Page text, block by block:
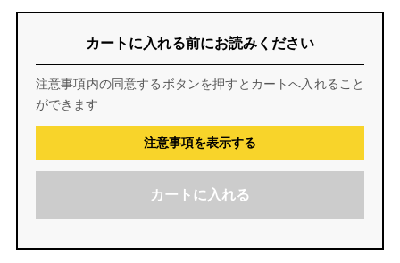
カートに入れる前にお読みください
注意事項内の同意するボタンを押すとカートへ入れること
ができます
注意事項を表示する
カートに入れる